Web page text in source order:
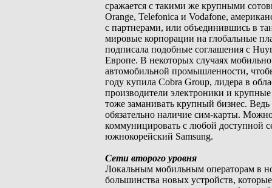
сражается с такими же крупными
Orange, Telefonica и Vodafone,
с партнерами, или объединившись в
мировые корпорации на глобальные
подписала подобные соглашения с
Европе. В некоторых случаях
автомобильной промышленности,
году купила Cobra Group, лидера в
производители электроники и
тоже заманивать крупный бизнес.
обязательно наличие сим-карты.
коммуницировать с любой доступной
южнокорейский Samsung.
Сети второго уровня
Локальным мобильным операторам в
большинства новых устройств,